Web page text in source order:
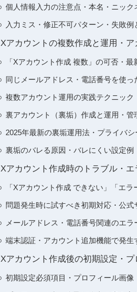
個人情報入力の注意点・本名・ニッ
入力ミス・修正不可パターン・失敗例
Xアカウントの複数作成と運用・
「Xアカウント作成 複数」の可否・
同じメールアドレス・電話番号を使
複数アカウント運用の実践テクニッ
裏アカウント（裏垢）作成と運用・管
2025年最新の裏垢運用法・プライバ
裏垢のバレる原因・バレにくい設定
Xアカウント作成時のトラブル・
「Xアカウント作成 できない」「エ
問題発生時に試すべき初期対応・公
メールアドレス・電話番号関連のエ
端末認証・アカウント追加機能で発
Xアカウント作成後の初期設定・
初期設定必須項目・プロフィール画